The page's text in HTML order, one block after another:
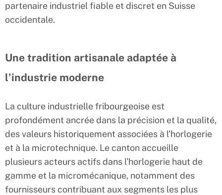
partenaire industriel fiable et discret en Suisse
occidentale.
Une tradition artisanale adaptée à
l’industrie moderne
La culture industrielle fribourgeoise est
profondément ancrée dans la précision et la qualité,
des valeurs historiquement associées à l’horlogerie
et à la microtechnique. Le canton accueille
plusieurs acteurs actifs dans l’horlogerie haut de
gamme et la micromécanique, notamment des
fournisseurs contribuant aux segments les plus